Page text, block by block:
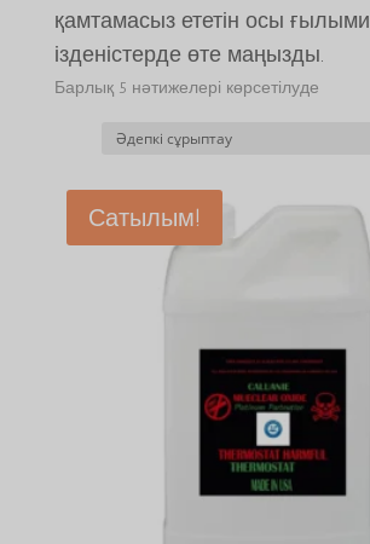
қамтамасыз ететін осы ғылыми
ізденістерде өте маңызды.
Барлық 5 нәтижелері көрсетілуде
Сатылым!